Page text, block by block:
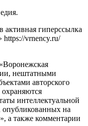
гиперссылка
vrnency.ru/
нештатными
авторского
интеллектуальной
опубликованных на
а также комментарии